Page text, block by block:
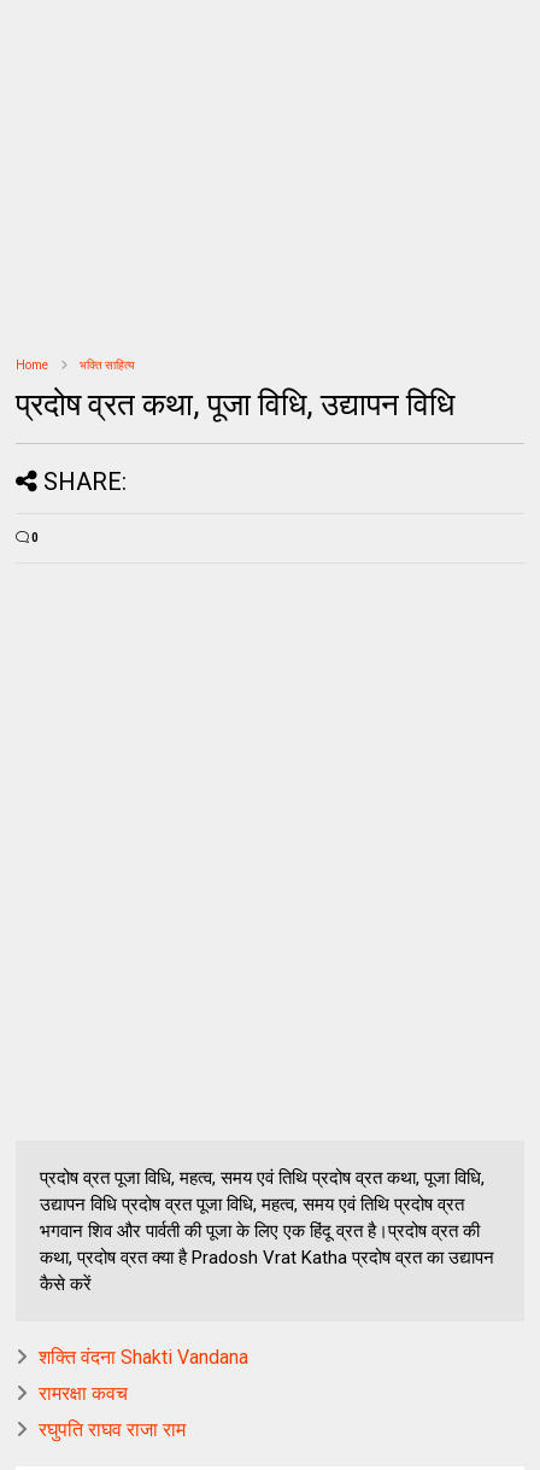
Home भक्ति साहित्य
प्रदोष व्रत कथा, पूजा विधि, उद्यापन विधि
SHARE:
0
प्रदोष व्रत पूजा विधि, महत्व, समय एवं तिथि प्रदोष व्रत कथा, पूजा विधि,
उद्यापन विधि प्रदोष व्रत पूजा विधि, महत्व, समय एवं तिथि प्रदोष व्रत
भगवान शिव और पार्वती की पूजा के लिए एक हिंदू व्रत है।प्रदोष व्रत की
कथा, प्रदोष व्रत क्या है Pradosh Vrat Katha प्रदोष व्रत का उद्यापन
कैसे करें
शक्ति वंदना Shakti Vandana
रामरक्षा कवच
रघुपति राघव राजा राम